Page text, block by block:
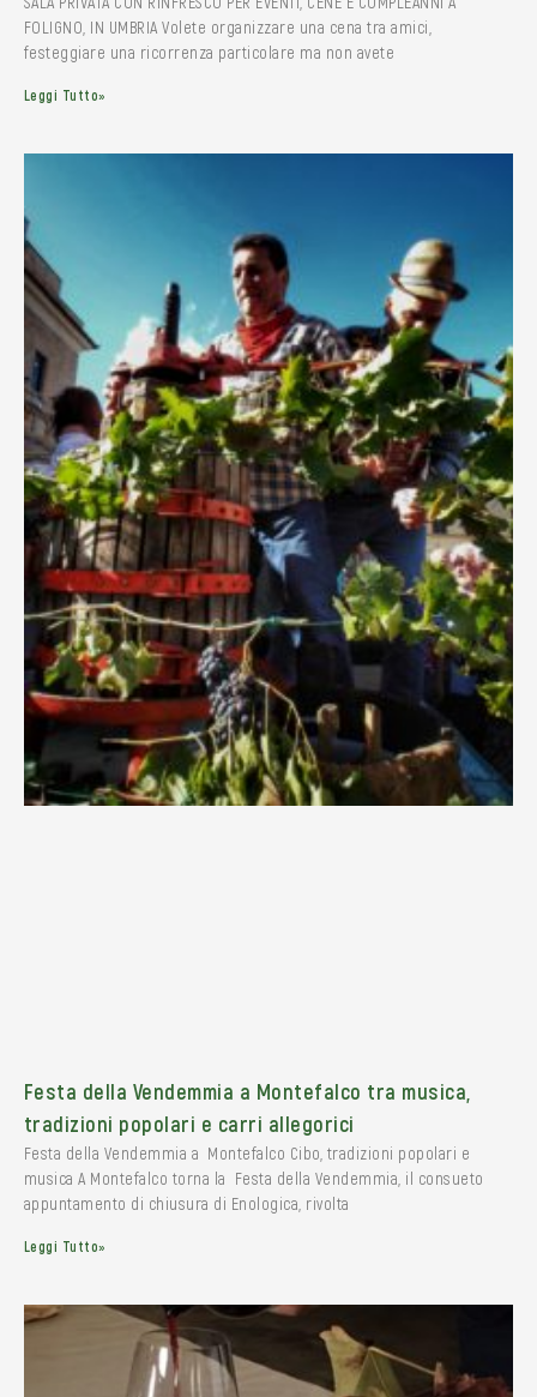
FOLIGNO, IN UMBRIA Volete organizzare una cena tra amici,
festeggiare una ricorrenza particolare ma non avete
Leggi Tutto»
Festa della Vendemmia a Montefalco tra musica,
tradizioni popolari e carri allegorici
Festa della Vendemmia a Montefalco Cibo, tradizioni popolari e
musica A Montefalco torna la Festa della Vendemmia, il consueto
appuntamento di chiusura di Enologica, rivolta
Leggi Tutto»